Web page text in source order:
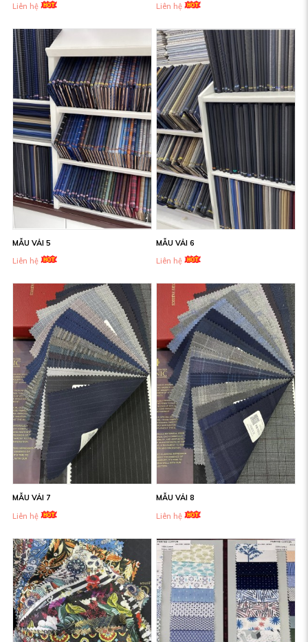
Liên hệ
Liên hệ
MẪU VẢI 5
Liên hệ
MẪU VẢI 6
Liên hệ
MẪU VẢI 7
Liên hệ
MẪU VẢI 8
Liên hệ